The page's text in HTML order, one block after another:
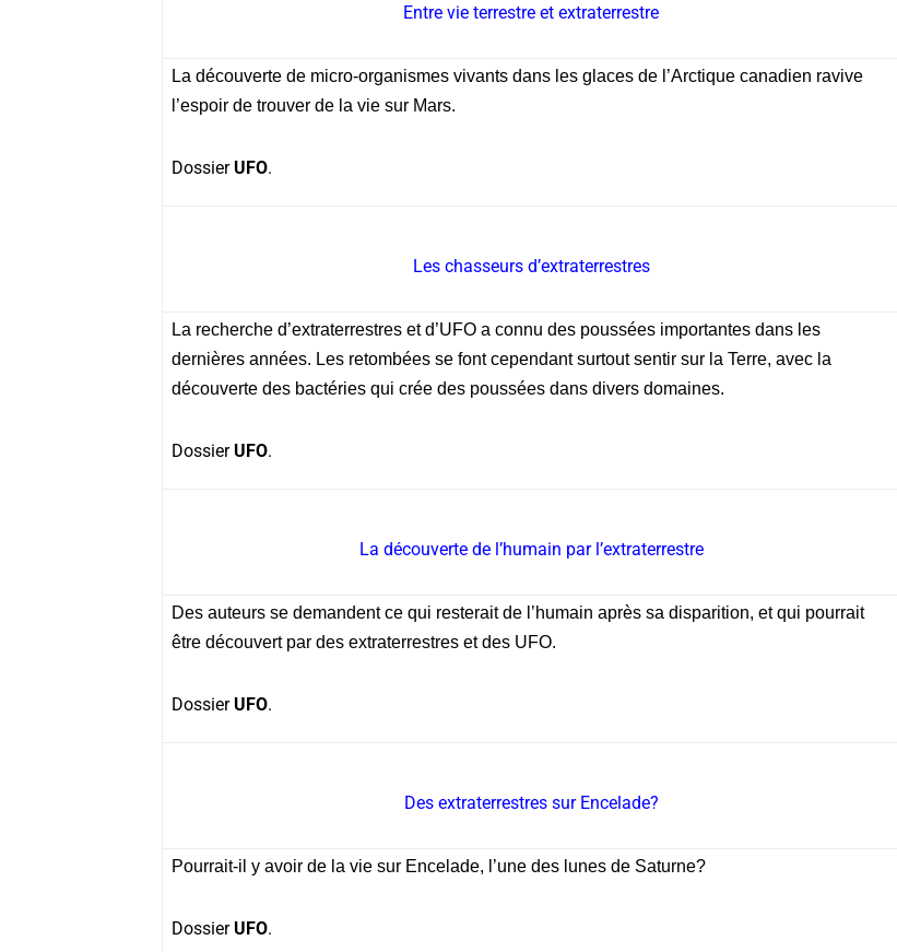
Entre vie terrestre et extraterrestre
La découverte de micro-organismes vivants dans les glaces de l’Arctique canadien ravive
l’espoir de trouver de la vie sur Mars.
DossierUFO.
Les chasseurs d’extraterrestres
La recherche d’extraterrestres et d’UFO a connu des poussées importantes dans les
dernières années. Les retombées se font cependant surtout sentir sur la Terre, avec la
découverte des bactéries qui crée des poussées dans divers domaines.
DossierUFO.
La découverte de l’humain par l’extraterrestre
Des auteurs se demandent ce qui resterait de l’humain après sa disparition, et qui pourrait
être découvert par des extraterrestres et des UFO.
DossierUFO.
Des extraterrestres sur Encelade?
Pourrait-il y avoir de la vie sur Encelade, l’une des lunes de Saturne?
DossierUFO.